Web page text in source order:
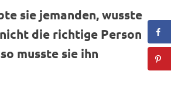
sie jemanden, wusste
die richtige Person
musste sie ihn